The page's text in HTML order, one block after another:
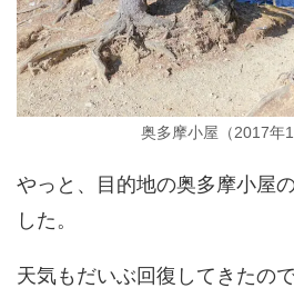
奥多摩小屋（2017年1
やっと、目的地の奥多摩小屋
した。
天気もだいぶ回復してきたの